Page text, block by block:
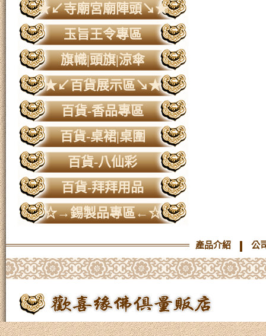
★↙寺廟宮廟陣頭↘★
玉旨王令專區
旗幟|頭旗|涼傘
★↙百貨展示區↘★
百貨-香品專區
百貨-桌裙|桌圍
百貨-八仙彩
百貨-拜拜用品
☆→錫製品專區←☆
產品介紹 公